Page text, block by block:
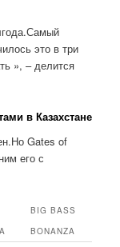
это в три
», – делится
в Казахстане
Gates of
его с
BIG BASS
BONANZA